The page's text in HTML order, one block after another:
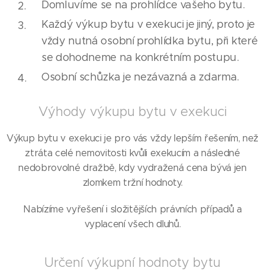
Domluvíme se na prohlídce vašeho bytu.
Každý výkup bytu v exekuci je jiný, proto je
vždy nutná osobní prohlídka bytu, při které
se dohodneme na konkrétním postupu.
Osobní schůzka je nezávazná a zdarma.
Výhody výkupu bytu v exekuci
Výkup bytu v exekuci je pro vás vždy lepším řešením, než
ztráta celé nemovitosti kvůli exekucím a následné
nedobrovolné dražbě, kdy vydražená cena bývá jen
zlomkem tržní hodnoty.
Nabízíme vyřešení i složitějších právních případů a
vyplacení všech dluhů.
Určení výkupní hodnoty bytu